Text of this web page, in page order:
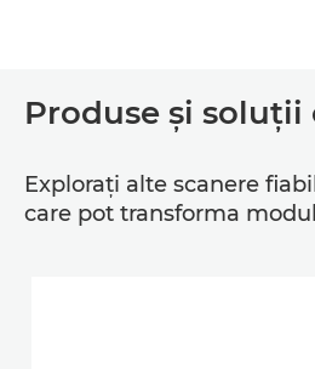
Produse şi soluţii
Exploraţi alte scanere
care pot transforma